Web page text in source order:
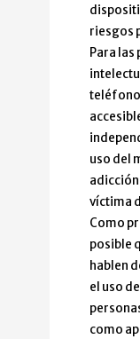
riesgos
Para
uso del
víctima
Como
posible
hablen
el uso
como